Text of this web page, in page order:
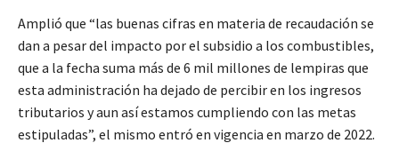
Amplió que “las buenas cifras en materia de recaudación se
dan a pesar del impacto por el subsidio a los combustibles,
que a la fecha suma más de 6 mil millones de lempiras que
esta administración ha dejado de percibir en los ingresos
tributarios y aun así estamos cumpliendo con las metas
estipuladas”, el mismo entró en vigencia en marzo de 2022.